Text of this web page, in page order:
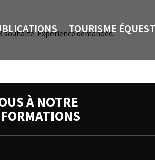
TOURISME
Expérience demandée.
À NOTRE